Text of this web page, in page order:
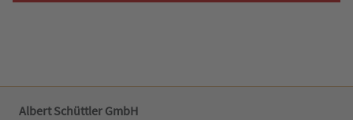
Albert Schüttler GmbH